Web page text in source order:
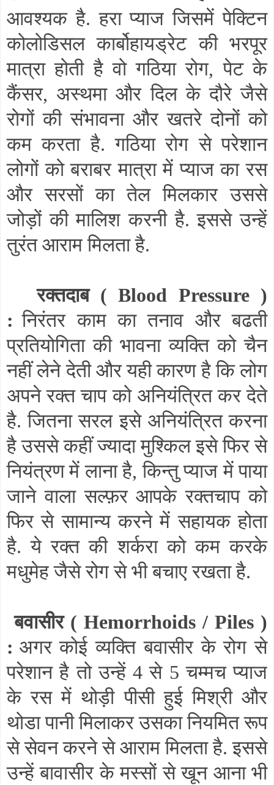
आवश्यक है. हरा प्याज जिसमें पेक्टिन
कोलोडिसल कार्बोहायड्रेट की भरपूर
मात्रा होती है वो गठिया रोग,पेट के
कैंसर, अस्थमा और दिल के दौरे जैसे
रोगों की संभावना और खतरे दोनों को
कम करता है. गठिया रोग से परेशान
लोगों को बराबर मात्रा में प्याज का रस
और सरसों का तेल मिलकार उससे
जोड़ों की मालिश करनी है. इससे उन्हें
तुरंत आराम मिलता है.
रक्तदाब ( Blood Pressure )
: निरंतर काम का तनाव और बढती
प्रतियोगिता की भावना व्यक्ति को चैन
नहीं लेने देती और यही कारण है कि लोग
अपने रक्त चाप को अनियंत्रित कर देते
है. जितना सरल इसे अनियंत्रित करना
है उससे कहीं ज्यादा मुश्किल इसे फिर से
नियंत्रण में लाना है,किन्तु प्याज में पाया
जाने वाला सल्फ़र आपके रक्तचाप को
फिर से सामान्य करने में सहायक होता
है. ये रक्त की शर्करा को कम करके
मधुमेह जैसे रोग से भी बचाए रखता है.
बवासीर ( Hemorrhoids / Piles )
: अगर कोई व्यक्ति बवासीर के रोग से
परेशान है तो उन्हें 4 से 5 चम्मच प्याज
के रस में थोड़ी पीसी हुई मिश्री और
थोडा पानी मिलाकर उसका नियमित रूप
से सेवन करने से आराम मिलता है. इससे
उन्हें बावासीर के मस्सों से खून आना भी